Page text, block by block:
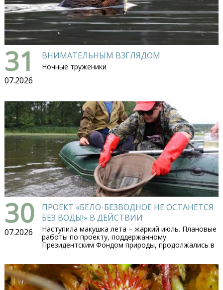
31
07.2026
ВНИМАТЕЛЬНЫМ ВЗГЛЯДОМ
Ночные труженики
30
07.2026
ПРОЕКТ «БЕЛО-БЕЗВОДНОЕ НЕ ОСТАНЕТСЯ
БЕЗ ВОДЫ!» В ДЕЙСТВИИ
Наступила макушка лета – жаркий июль. Плановые
работы по проекту, поддержанному
Президентским Фондом природы, продолжались в